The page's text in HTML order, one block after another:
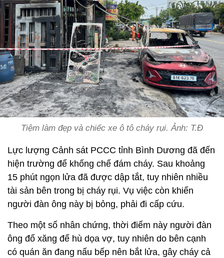
Tiệm làm đẹp và chiếc xe ô tô cháy rụi. Ảnh: T.Đ
Lực lượng Cảnh sát PCCC tỉnh Bình Dương đã đến
hiện trường để khống chế đám cháy. Sau khoảng
15 phút ngọn lửa đã được dập tắt, tuy nhiên nhiều
tài sản bên trong bị cháy rụi. Vụ việc còn khiến
người đàn ông này bị bỏng, phải đi cấp cứu.
Theo một số nhân chứng, thời điểm này người đàn
ông đổ xăng để hù dọa vợ, tuy nhiên do bên cạnh
có quán ăn đang nấu bếp nên bắt lửa, gây cháy cả